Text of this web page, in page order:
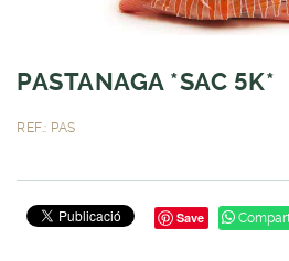
PASTANAGA *SAC 5K*
REF.: PAS
Save